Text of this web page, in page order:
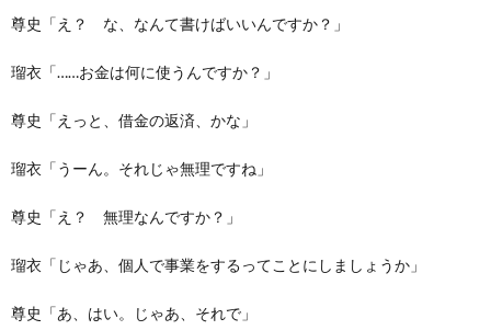
尊史「え？ な、なんて書けばいいんですか？」
瑠衣「……お金は何に使うんですか？」
尊史「えっと、借金の返済、かな」
瑠衣「うーん。それじゃ無理ですね」
尊史「え？ 無理なんですか？」
瑠衣「じゃあ、個人で事業をするってことにしましょうか」
尊史「あ、はい。じゃあ、それで」